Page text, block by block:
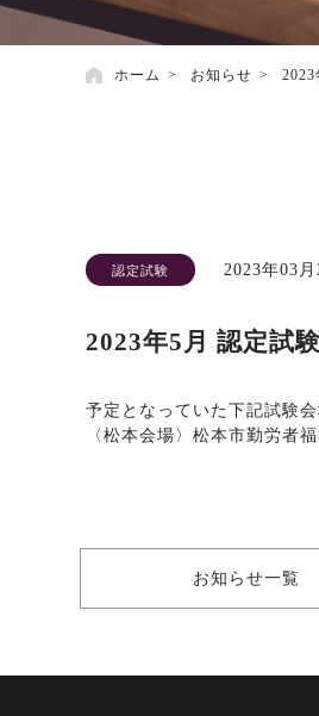
ホーム お知らせ
認定試験 2023年03月
2023年5月 認定試
予定となっていた下記試験
〈松本会場〉松本市勤労者
お知らせ一覧